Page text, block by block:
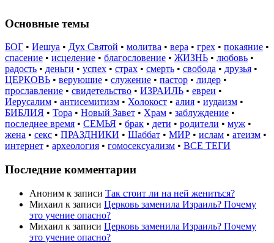
Основные темы
БОГ • Иешуа • Дух Святой • молитва • вера • грех • покаяние •
спасение • исцеление • благословение • ЖИЗНЬ • любовь •
радость • деньги • успех • страх • смерть • свобода • друзья •
ЦЕРКОВЬ • верующие • служение • пастор • лидер •
прославление • свидетельство • ИЗРАИЛЬ • евреи •
Иерусалим • антисемитизм • Холокост • алия • иудаизм •
БИБЛИЯ • Тора • Новый Завет • Храм • заблуждение •
последнее время • СЕМЬЯ • брак • дети • родители • муж •
жена • секс • ПРАЗДНИКИ • Шаббат • МИР • ислам • атеизм •
интернет • археология • гомосексуализм • ВСЕ ТЕГИ
Последние комментарии
Аноним к записи Так стоит ли на ней жениться?
Михаил к записи Церковь заменила Израиль? Почему
это учение опасно?
Михаил к записи Церковь заменила Израиль? Почему
это учение опасно?